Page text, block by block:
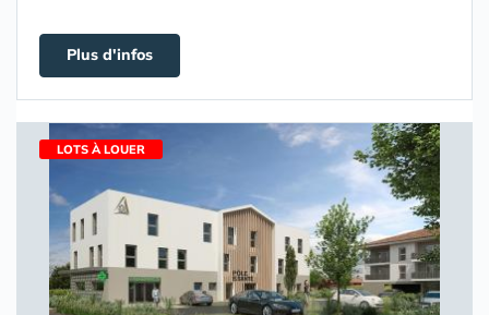
Plus d'infos
LOTS À LOUER